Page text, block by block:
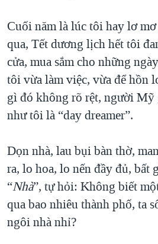
Cuối năm là lúc tôi hay lơ
qua, Tết dương lịch hết tôi
cửa, mua sắm cho những
tôi vừa làm việc, vừa để hồn
gì đó không rõ rệt, người
như tôi là “day dreamer”.
Dọn nhà, lau bụi bàn thờ,
ra, lo hoa, lo nến đầy đủ, bất
“Nhà”, tự hỏi: Không biết
qua bao nhiêu thành phố, ta
ngôi nhà nhỉ?